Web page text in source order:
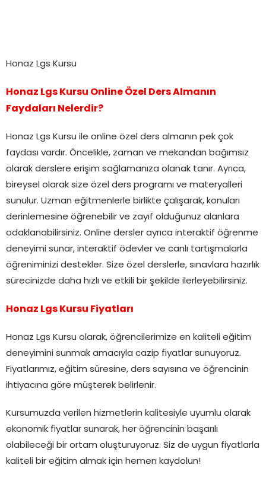
Honaz Lgs Kursu
Honaz Lgs Kursu Online Özel Ders Almanın
Faydaları Nelerdir?
Honaz Lgs Kursu ile online özel ders almanın pek çok
faydası vardır. Öncelikle, zaman ve mekandan bağımsız
olarak derslere erişim sağlamanıza olanak tanır. Ayrıca,
bireysel olarak size özel ders programı ve materyalleri
sunulur. Uzman eğitmenlerle birlikte çalışarak, konuları
derinlemesine öğrenebilir ve zayıf olduğunuz alanlara
odaklanabilirsiniz. Online dersler ayrıca interaktif öğrenme
deneyimi sunar, interaktif ödevler ve canlı tartışmalarla
öğreniminizi destekler. Size özel derslerle, sınavlara hazırlık
sürecinizde daha hızlı ve etkili bir şekilde ilerleyebilirsiniz.
Honaz Lgs Kursu Fiyatları
Honaz Lgs Kursu olarak, öğrencilerimize en kaliteli eğitim
deneyimini sunmak amacıyla cazip fiyatlar sunuyoruz.
Fiyatlarımız, eğitim süresine, ders sayısına ve öğrencinin
ihtiyacına göre müşterek belirlenir.
Kursumuzda verilen hizmetlerin kalitesiyle uyumlu olarak
ekonomik fiyatlar sunarak, her öğrencinin başarılı
olabileceği bir ortam oluşturuyoruz. Siz de uygun fiyatlarla
kaliteli bir eğitim almak için hemen kaydolun!